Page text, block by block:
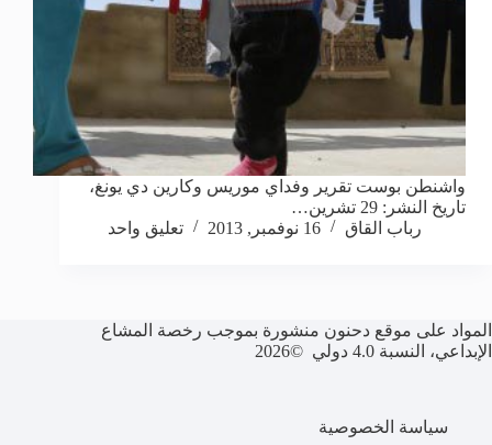
واشنطن بوست تقرير وفداي موريس وكارين دي يونغ،
تاريخ النشر: 29 تشرين…
رباب القاق
16 نوفمبر, 2013 تعليق واحد
المواد على موقع دحنون منشورة بموجب رخصة المشاع
الإبداعي، النسبة 4.0 دولي ©2026
سياسة الخصوصية